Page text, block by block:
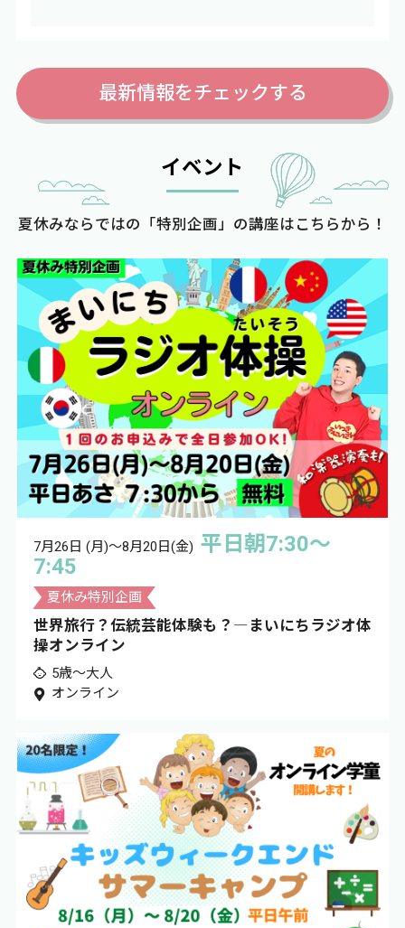
最新情報をチェックする
イベント
夏休みならではの「特別企画」の講座はこちらから！
7月26日 (月)～8月20日(金) 平日朝7:30～
7:45
夏休み特別企画
世界旅行？伝統芸能体験も？―まいにちラジオ体
操オンライン
5歳～大人
オンライン